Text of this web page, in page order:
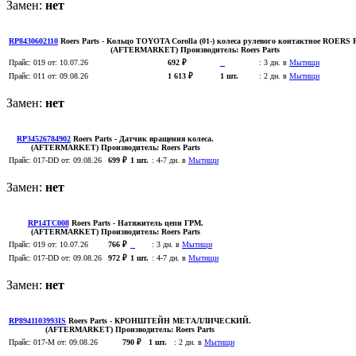
Замен: нет
RP8430602110 Roers Parts - Кольцо TOYOTA Corolla (01-) колеса рулевого контактное ROERS
(AFTERMARKET)Производитель: Roers Parts
Прайс: 019 от: 10.07.26 692 ₽ : 3 дн. в Мытищи
Прайс: 011 от: 09.08.26 1 613 ₽ 1 шт. : 2 дн. в Мытищи
Замен: нет
RP34526784902 Roers Parts - Датчик вращения колеса.
(AFTERMARKET)Производитель: Roers Parts
Прайс: 017-DD от: 09.08.26 699 ₽ 1 шт. : 4-7 дн. в Мытищи
Замен: нет
RP14TC008 Roers Parts - Натяжитель цепи ГРМ.
(AFTERMARKET)Производитель: Roers Parts
Прайс: 019 от: 10.07.26 766 ₽ : 3 дн. в Мытищи
Прайс: 017-DD от: 09.08.26 972 ₽ 1 шт. : 4-7 дн. в Мытищи
Замен: нет
RP8941103993IS Roers Parts - КРОНШТЕЙН МЕТАЛЛИЧЕСКИЙ.
(AFTERMARKET) Производитель: Roers Parts
Прайс: 017-M от: 09.08.26 790 ₽ 1 шт. : 2 дн. в Мытищи